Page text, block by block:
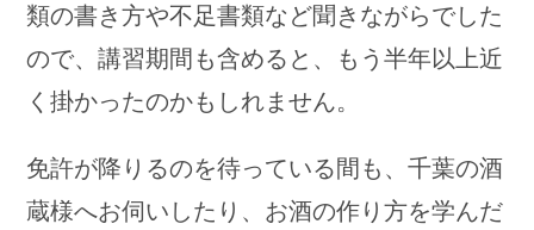
類の書き方や不足書類など聞きながらでした
ので、講習期間も含めると、もう半年以上近
く掛かったのかもしれません。
免許が降りるのを待っている間も、千葉の酒
蔵様へお伺いしたり、お酒の作り方を学んだ